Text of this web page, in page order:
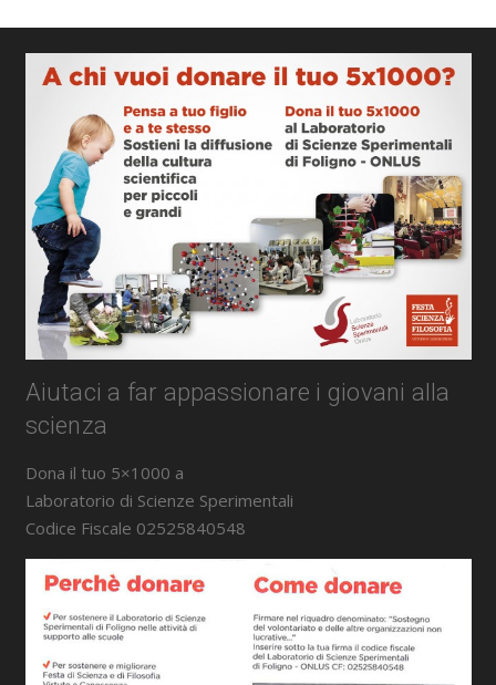
Aiutaci a far appassionare i giovani alla
scienza
Dona il tuo 5×1000 a
Laboratorio di Scienze Sperimentali
Codice Fiscale 02525840548